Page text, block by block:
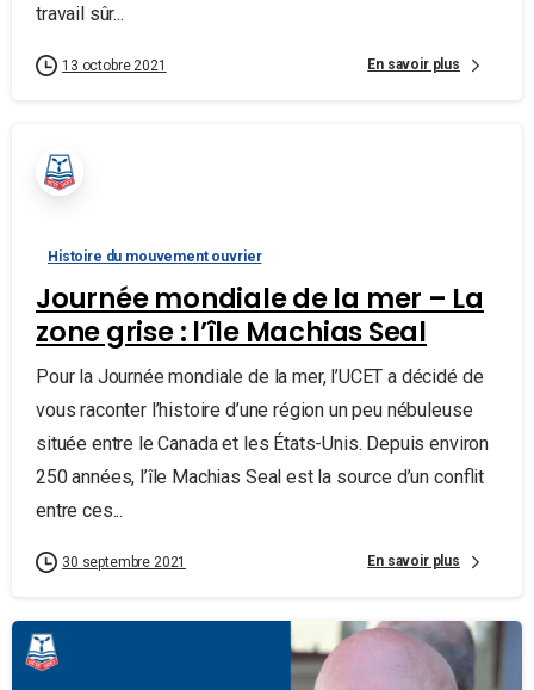
travail sûr...
13 octobre 2021 En savoir plus
Histoire du mouvement ouvrier
Journée mondiale de la mer – La
zone grise : l’île Machias Seal
Pour la Journée mondiale de la mer, l’UCET a décidé de
vous raconter l’histoire d’une région un peu nébuleuse
située entre le Canada et les États-Unis. Depuis environ
250 années, l’île Machias Seal est la source d’un conflit
entre ces...
30 septembre 2021 En savoir plus